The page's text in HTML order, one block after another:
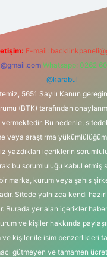
E-mail:
Whatsapp: 0262
@karabul
5651 Sayılı Kanun
(BTK) tarafından
Bu nedenle,
veya araştırma
yazdıkları içeriklerin
bu sorumluluğu kabul etmiş
marka, kurum veya şahıs
Sitede yalnızca kendi
Burada yer alan içerikler
ve kişiler hakkında
ve kişiler ile isim benzerlikleri
gütmeyen ve tamamen